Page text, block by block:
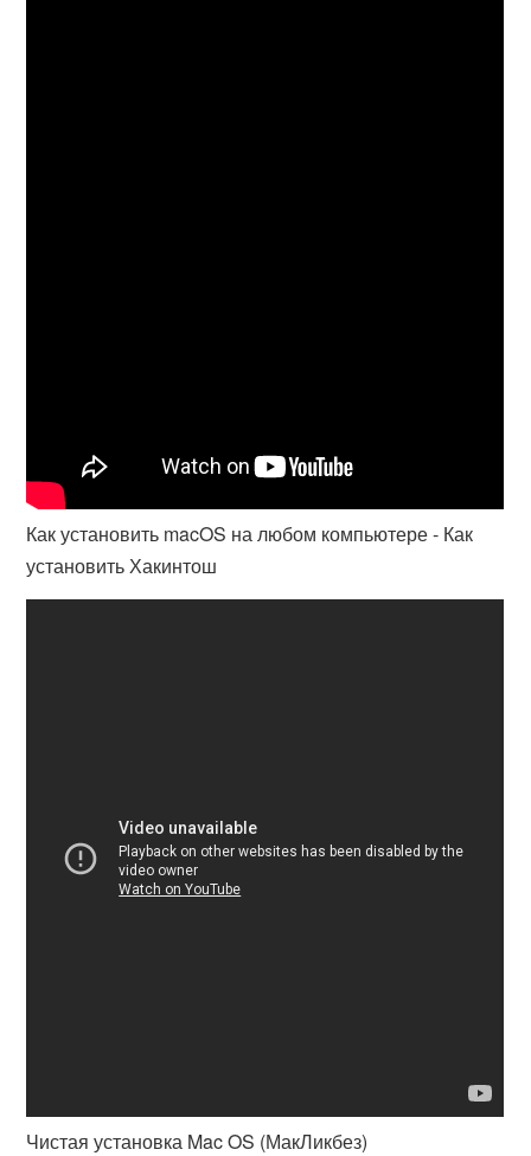
Как установить macOS на любом компьютере - Как
установить Хакинтош
Чистая установка Mac OS (МакЛикбез)